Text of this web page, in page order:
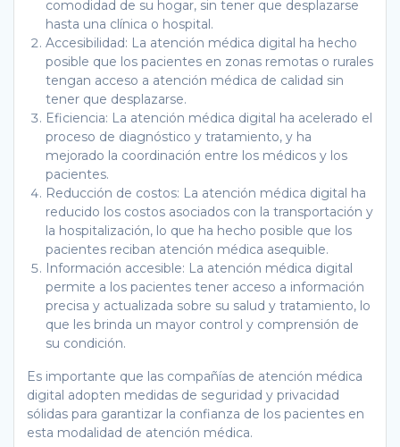
comodidad de su hogar, sin tener que desplazarse
hasta una clínica o hospital.
Accesibilidad: La atención médica digital ha hecho
posible que los pacientes en zonas remotas o rurales
tengan acceso a atención médica de calidad sin
tener que desplazarse.
Eficiencia: La atención médica digital ha acelerado el
proceso de diagnóstico y tratamiento, y ha
mejorado la coordinación entre los médicos y los
pacientes.
Reducción de costos: La atención médica digital ha
reducido los costos asociados con la transportación y
la hospitalización, lo que ha hecho posible que los
pacientes reciban atención médica asequible.
Información accesible: La atención médica digital
permite a los pacientes tener acceso a información
precisa y actualizada sobre su salud y tratamiento, lo
que les brinda un mayor control y comprensión de
su condición.
Es importante que las compañías de atención médica
digital adopten medidas de seguridad y privacidad
sólidas para garantizar la confianza de los pacientes en
esta modalidad de atención médica.